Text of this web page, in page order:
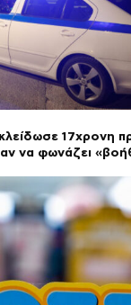
17χρονη
να φωνάζει